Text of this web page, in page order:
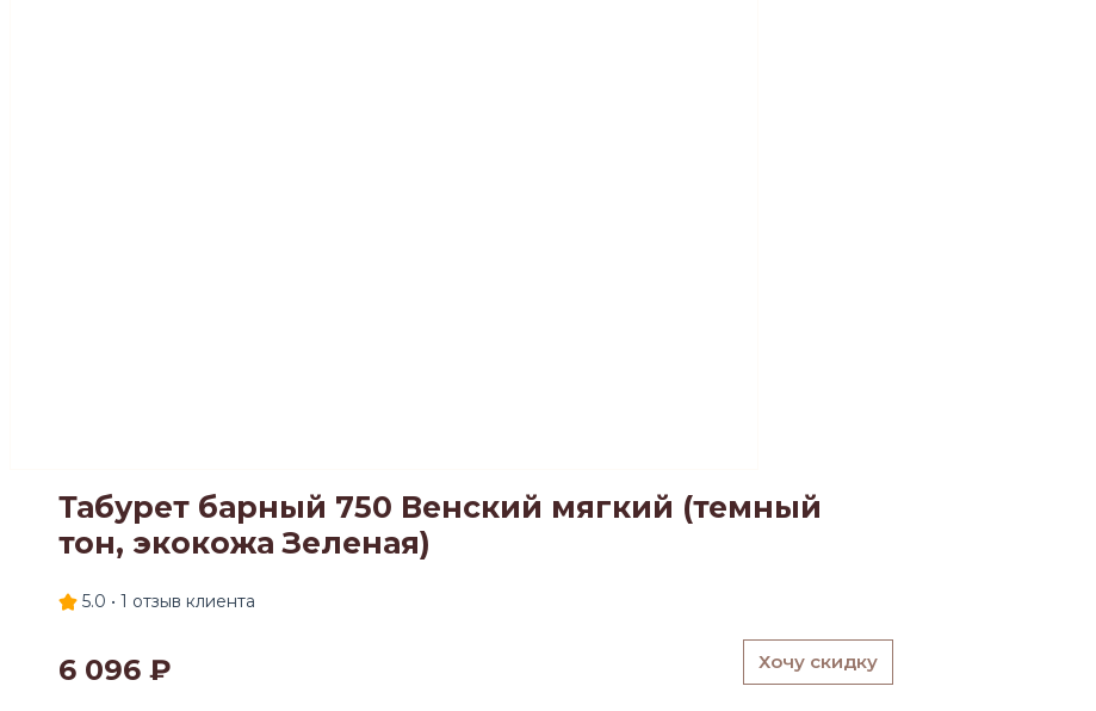
Табурет барный 750 Венский мягкий (темный
тон, экокожа Зеленая)
5.0 • 1 отзыв клиента
6 096 ₽ Хочу скидку